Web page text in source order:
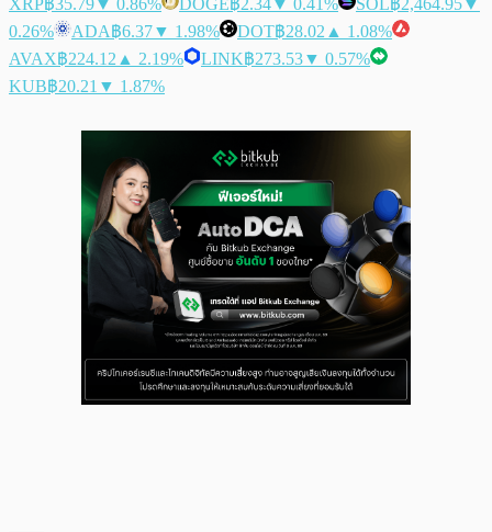
0.26%
ADA฿6.37▼ 1.98% DOT฿28.02 ▲ 1.08%
AVAX฿224.12 ▲ 2.19% LINK฿273.53▼ 0.57%
KUB฿20.21 ▼ 1.87%